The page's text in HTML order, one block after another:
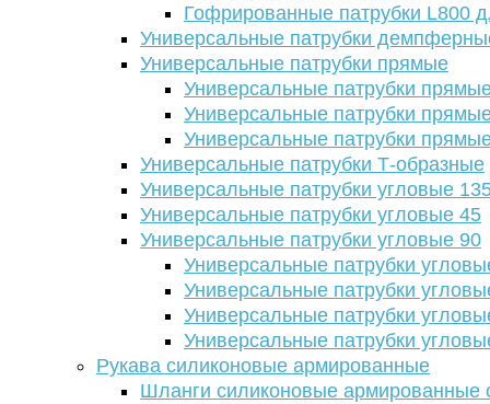
Гофрированные патрубки L800
Универсальные патрубки
Универсальные патрубки прямые
Универсальные патрубки
Универсальные патрубки
Универсальные патрубки
Универсальные патрубки Т-образные
Универсальные патрубки угловые
Универсальные патрубки угловые 45
Универсальные патрубки угловые 90
Универсальные патрубки
Универсальные патрубки
Универсальные патрубки
Универсальные патрубки
Рукава силиконовые армированные
Шланги силиконовые армированные